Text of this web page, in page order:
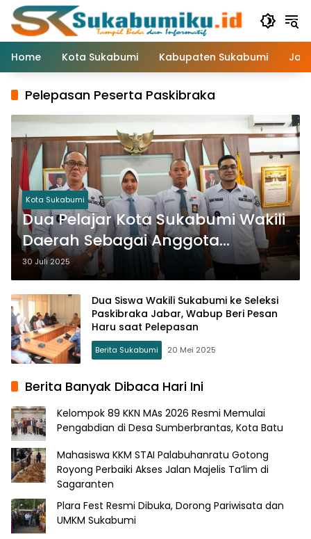
Langsung
konten
Home
Kota Sukabumi Kabupaten Sukabumi
Pelepasan Peserta Paskibraka
Kota Sukabumi
Dua Pelajar Kota Sukabumi Wakili
Daerah Sebagai Anggota
Paskibraka Provinsi Jawa Barat
2025
30 Juli 2025
Dua Siswa Wakili Sukabumi ke Seleksi
Paskibraka Jabar, Wabup Beri Pesan
Haru saat Pelepasan
Berita Sukabumi 20 Mei 2025
Berita Banyak Dibaca Hari Ini
Kelompok 89 KKN MAs 2026 Resmi Memulai
Pengabdian di Desa Sumberbrantas, Kota Batu
Mahasiswa KKM STAI Palabuhanratu Gotong
Royong Perbaiki Akses Jalan Majelis Ta’lim di
Sagaranten
Plara Fest Resmi Dibuka, Dorong Pariwisata dan
UMKM Sukabumi